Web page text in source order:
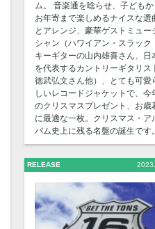
ム。 音楽通を唸らせ、子ども
お年寄まで楽しめるナイスな選
とアレンジ、豪華ゲストミュー
シャン（ハワイアン・スラック
キーギターの山内雄喜さん、日
を代表するカントリーギタリス
徳武弘文さん他）、とても可愛
しいレコードジャケットで、今
のクリスマスプレゼント、お歳
に最適な一枚。クリスマス・ア
バム史上に残る名盤の誕生です
RELEASE